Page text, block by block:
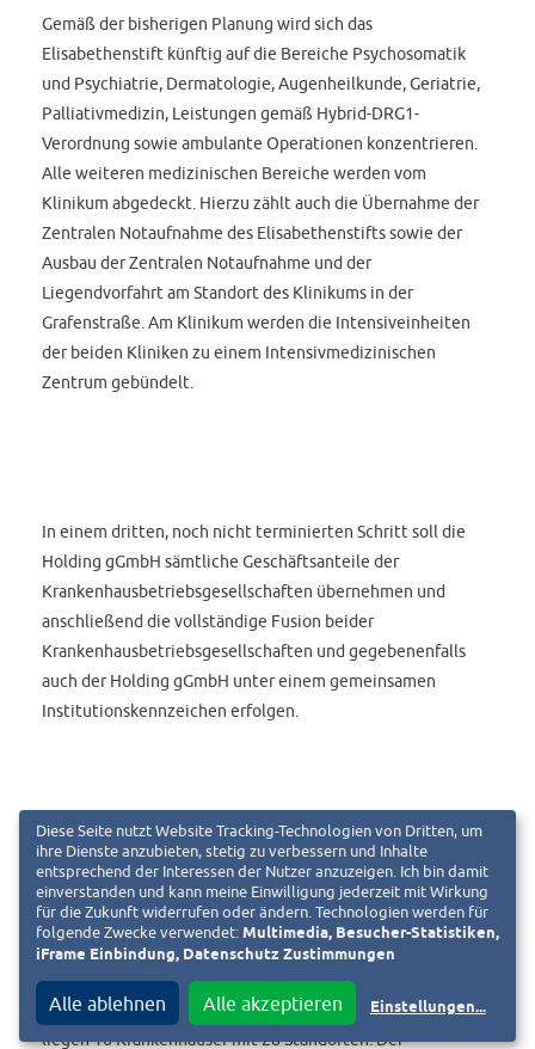
Gemäß der bisherigen Planung wird sich das
Elisabethenstift künftig auf die Bereiche Psychosomatik
und Psychiatrie, Dermatologie, Augenheilkunde, Geriatrie,
Palliativmedizin, Leistungen gemäß Hybrid-DRG1-
Verordnung sowie ambulante Operationen konzentrieren.
Alle weiteren medizinischen Bereiche werden vom
Klinikum abgedeckt. Hierzu zählt auch die Übernahme der
Zentralen Notaufnahme des Elisabethenstifts sowie der
Ausbau der Zentralen Notaufnahme und der
Liegendvorfahrt am Standort des Klinikums in der
Grafenstraße. Am Klinikum werden die Intensiveinheiten
der beiden Kliniken zu einem Intensivmedizinischen
Zentrum gebündelt.
In einem dritten, noch nicht terminierten Schritt soll die
Holding gGmbH sämtliche Geschäftsanteile der
Krankenhausbetriebsgesellschaften übernehmen und
anschließend die vollständige Fusion beider
Krankenhausbetriebsgesellschaften und gegebenenfalls
auch der Holding gGmbH unter einem gemeinsamen
Institutionskennzeichen erfolgen.
„Die Gründung einer trägerübergreifenden gemeinsamen
Holding bietet die Möglichkeit, die Gesundheitsversorgung
in der Region nachhaltig zu sichern, auszubauen und die
hierzu gehörenden Verantwortlichkeiten im Sinne der
Patienten neu zu strukturieren und zu organisieren“, so
Benz und Schellenberg. Im Versorgungsgebiet Darmstadt
liegen 16 Krankenhäuser mit 28 Standorten. Der
Diese Seite nutzt Website Tracking-Technologien von Dritten, um
ihre Dienste anzubieten, stetig zu verbessern und Inhalte
entsprechend der Interessen der Nutzer anzuzeigen. Ich bin damit
einverstanden und kann meine Einwilligung jederzeit mit Wirkung
für die Zukunft widerrufen oder ändern. Technologien werden für
folgende Zwecke verwendet: Multimedia, Besucher-Statistiken,
iFrame Einbindung, Datenschutz Zustimmungen
Alle ablehnen Alle akzeptieren Einstellungen...